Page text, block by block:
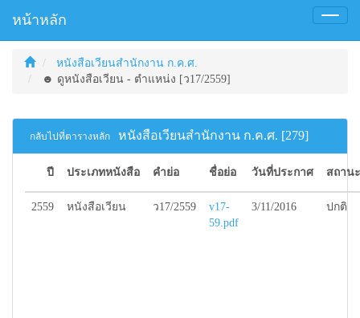
หน้าหลัก
Toggle
หนังสือเวียนสำนักงาน ก.ค.ศ.
☻ ดูหนังสือเวียน - ตำแหน่ง [ว17/2559]
กลับไปที่ตารางหลัก หนังสือเวียนสำนักงาน ก.ค.ศ. [279]
ปี ประเภทหนังสือ คำย่อ ชื่อย่อ วันที่ประกาศ สถาน
2559 หนังสือเวียน ว17/2559
v17-
59.pdf
3/11/2016 ปกติ